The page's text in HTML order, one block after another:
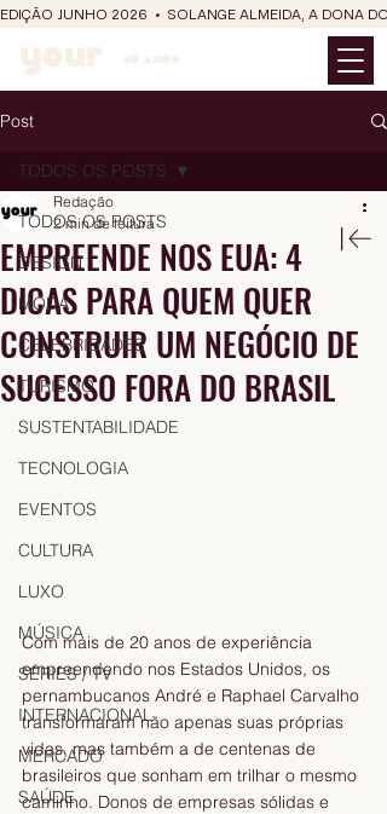
EDIÇÃO JUNHO 2026  •  SOLANGE ALMEIDA, A DONA
Post
TODOS OS POSTS
DESIGN
MODA
CELEBRIDADES
TURISMO
SUSTENTABILIDADE
TECNOLOGIA
EVENTOS
CULTURA
LUXO
MÚSICA
SÉRIES / TV
INTERNACIONAL
MERCADO
SAÚDE
TODOS OS POSTS
EMPREENDE NOS EUA: 4
DICAS PARA QUEM QUER
CONSTRUIR UM NEGÓCIO DE
SUCESSO FORA DO BRASIL
Redação
2 min de leitura
Com mais de 20 anos de experiência
empreendendo nos Estados Unidos, os
pernambucanos André e Raphael Carvalho
transformaram não apenas suas próprias
vidas, mas também a de centenas de
brasileiros que sonham em trilhar o mesmo
caminho. Donos de empresas sólidas e